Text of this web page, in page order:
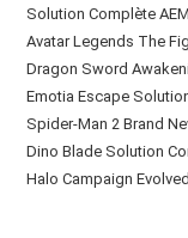
Solution Complète
Avatar Legends The
Dragon Sword
Emotia Escape
Spider-Man 2 Brand
Dino Blade Solution
Halo Campaign